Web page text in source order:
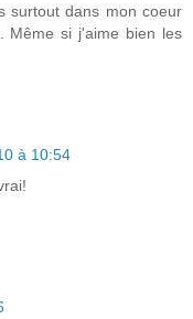
surtout dans mon coeur
Même si j'aime bien les
à 10:54